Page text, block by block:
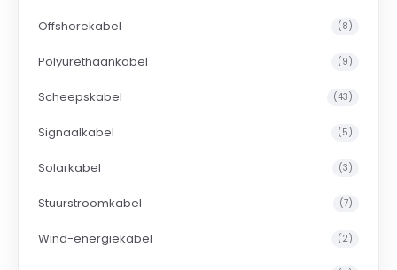
Offshorekabel (8)
Polyurethaankabel (9)
Scheepskabel (43)
Signaalkabel (5)
Solarkabel (3)
Stuurstroomkabel (7)
Wind-energiekabel (2)